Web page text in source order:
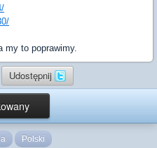
my to poprawimy.
Udostępnij
Polski